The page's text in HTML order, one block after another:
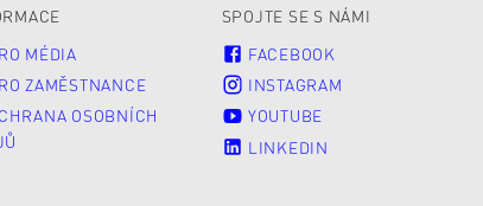
MÉDIA
ZAMĚSTNANCE
OSOBNÍCH
SPOJTE SE S NÁMI
FACEBOOK
INSTAGRAM
YOUTUBE
LINKEDIN